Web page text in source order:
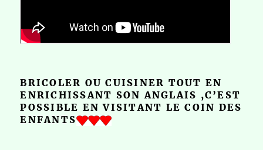
BRICOLER OU CUISINER TOUT EN
ENRICHISSANT SON ANGLAIS ,C’EST
POSSIBLE EN VISITANT LE COIN DES
ENFANTS